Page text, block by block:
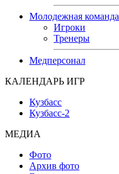
Молодежная команда
Игроки
Тренеры
Медперсонал
КАЛЕНДАРЬ ИГР
Кузбасс
Кузбасс-2
МЕДИА
Фото
Архив фото